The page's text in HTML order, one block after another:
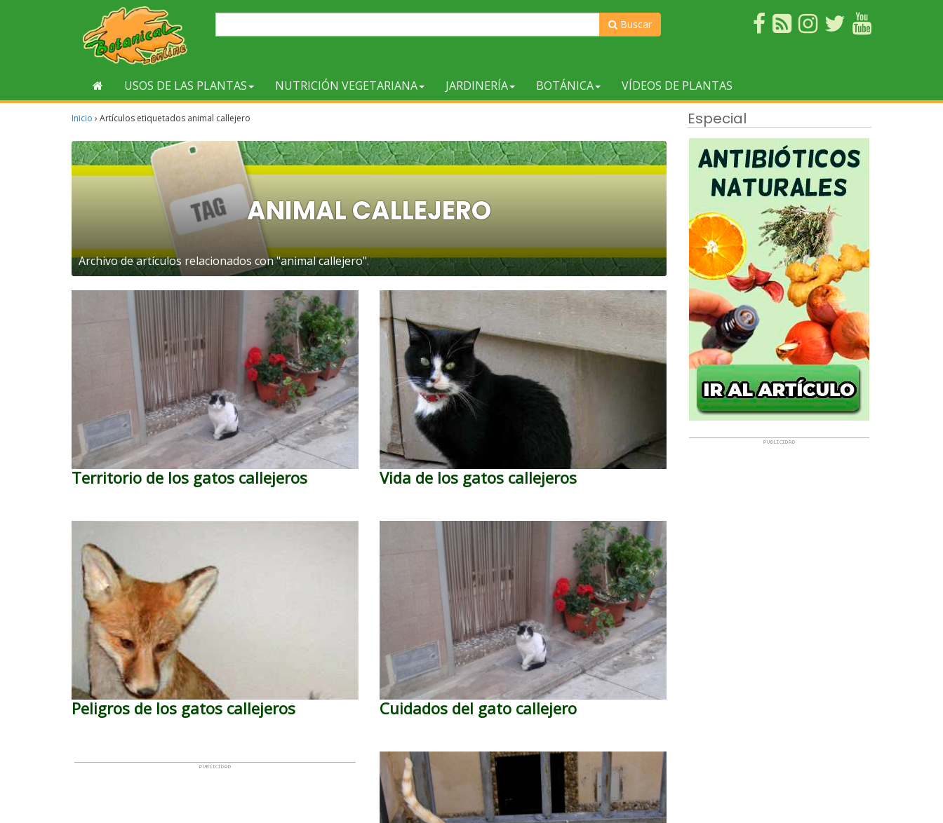
Buscar
USOS DE LAS PLANTAS NUTRICIÓN VEGETARIANA JARDINERÍA BOTÁNICA VÍDEOS DE PLANTAS
Inicio › Artículos etiquetados animal callejero
ANIMAL CALLEJERO
Archivo de artículos relacionados con "animal callejero".
Territorio de los gatos callejeros Vida de los gatos callejeros
Peligros de los gatos callejeros Cuidados del gato callejero
Especial